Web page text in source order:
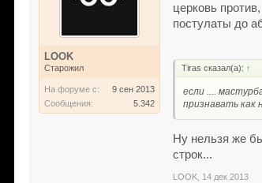
LOOK
Старожил
На форуме с:
9 сен 2013
Сообщения:
5.342
церковь
постулаты до
Tiras сказал(а): ↑
если ....
признавать как
Ну нельзя же
строк...
LOOK 14 дек 2013